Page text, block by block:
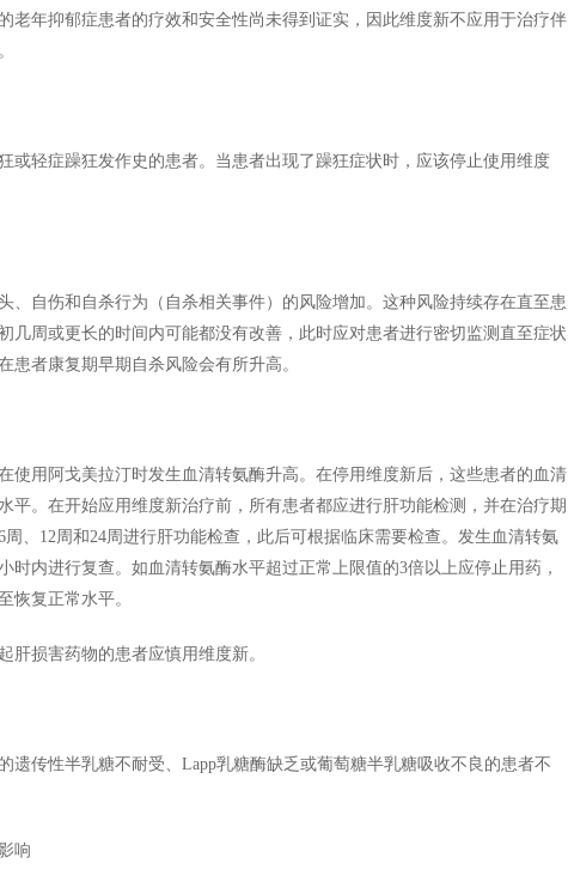
老年抑郁症患者的疗效和安全性尚未得到证实，因此维度新不应用于治疗伴
或轻症躁狂发作史的患者。当患者出现了躁狂症状时，应该停止使用维度
、自伤和自杀行为（自杀相关事件）的风险增加。这种风险持续存在直至患
几周或更长的时间内可能都没有改善，此时应对患者进行密切监测直至症状
患者康复期早期自杀风险会有所升高。
使用阿戈美拉汀时发生血清转氨酶升高。在停用维度新后，这些患者的血清
平。在开始应用维度新治疗前，所有患者都应进行肝功能检测，并在治疗期
、12周和24周进行肝功能检查，此后可根据临床需要检查。发生血清转氨
时内进行复查。如血清转氨酶水平超过正常上限值的3倍以上应停止用药，
恢复正常水平。
肝损害药物的患者应慎用维度新。
遗传性半乳糖不耐受、Lapp乳糖酶缺乏或葡萄糖半乳糖吸收不良的患者不
响